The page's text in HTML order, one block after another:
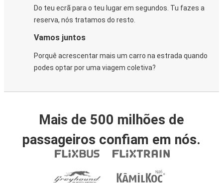
Do teu ecrã para o teu lugar em segundos. Tu fazes a
reserva, nós tratamos do resto.
Vamos juntos
Porquê acrescentar mais um carro na estrada quando
podes optar por uma viagem coletiva?
Mais de 500 milhões de
passageiros confiam em nós.